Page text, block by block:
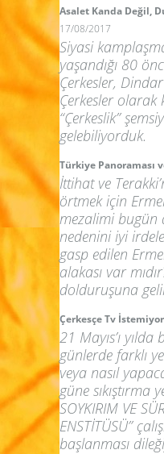
Asalet Kanda Değil,
17/08/2017
Siyasi
yaşandığı 80
Çerkesler,
Çerkesler olarak
“Çerkeslik”
gelebiliyorduk.
Türkiye Panoraması
İttihat ve
örtmek için
mezalimi bugün
nedenini iyi
gasp edilen
alakası var
dolduruşuna
Çerkesçe Tv
21 Mayıs’ı
günlerde farklı
veya nasıl
güne sıkıştırma
SOYKIRIM VE
ENSTİTÜSÜ”
başlanması